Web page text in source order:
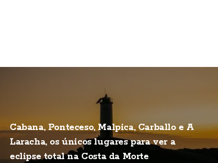
Cabana, Ponteceso, Malpica, Carballo e A
Laracha, os únicos lugares para ver a
eclipse total na Costa da Morte